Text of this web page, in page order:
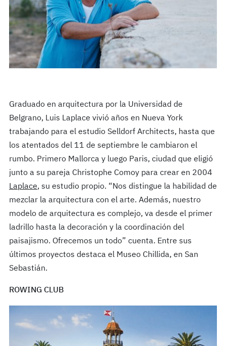
Graduado en arquitectura por la Universidad de
Belgrano, Luis Laplace vivió años en Nueva York
trabajando para el estudio Selldorf Architects, hasta que
los atentados del 11 de septiembre le cambiaron el
rumbo. Primero Mallorca y luego Paris, ciudad que eligió
junto a su pareja Christophe Comoy para crear en 2004
Laplace, su estudio propio. “Nos distingue la habilidad de
mezclar la arquitectura con el arte. Además, nuestro
modelo de arquitectura es complejo, va desde el primer
ladrillo hasta la decoración y la coordinación del
paisajismo. Ofrecemos un todo” cuenta. Entre sus
últimos proyectos destaca el Museo Chillida, en San
Sebastián.
ROWING CLUB